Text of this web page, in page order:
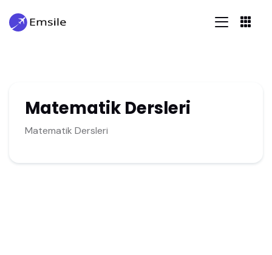
Matematik Dersleri
Matematik Dersleri